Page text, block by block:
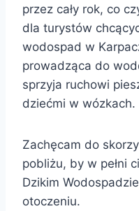
przez cały rok, co
dla turystów
wodospad w
prowadząca do
sprzyja ruchowi
dziećmi w wózkach.
Zachęcam do
pobliżu, by w pełni
Dzikim
otoczeniu.